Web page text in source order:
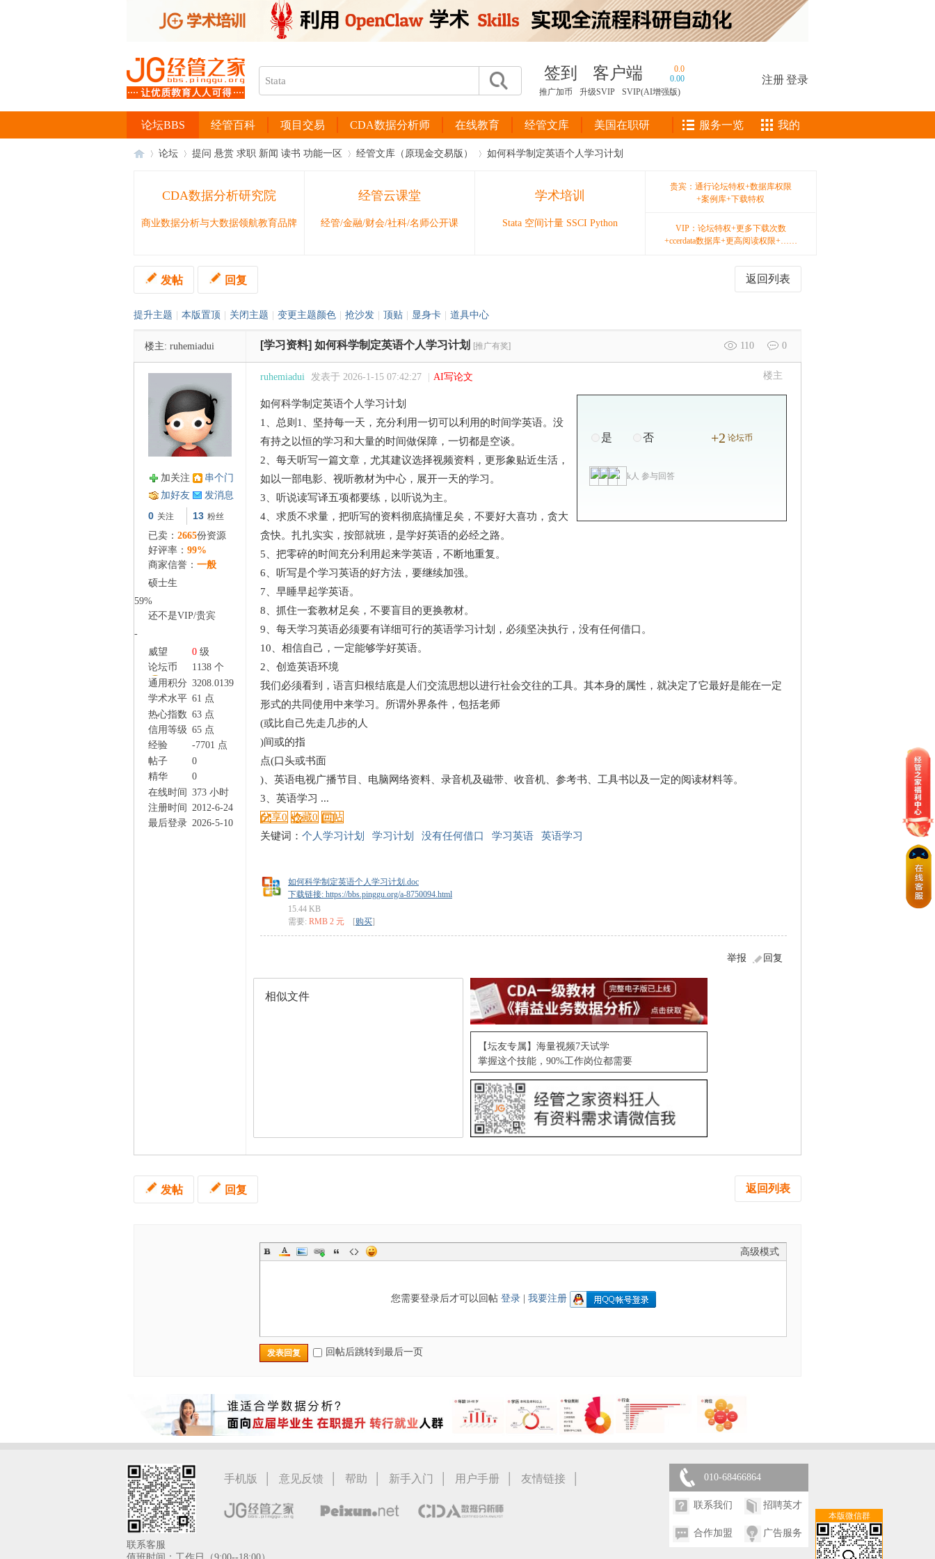
签到 客户端
0.0
0.00
推广加币
升级SVIP SVIP(AI增强版)
注册登录
经管百科 项目交易 CDA数据分析师 在线教育 经管文库 美国在职研
论坛BBS 服务一览 我的
论坛 提问 悬赏 求职 新闻 读书 功能一区 经管文库（原现金交易版） 如何科学制定英语个人学习计划
CDA数据分析研究院
商业数据分析与大数据领航教育品牌
经管云课堂
经管/金融/财会/社科/名师公开课
学术培训
Stata 空间计量 SSCI Python
贵宾：通行论坛特权+数据库权限
+案例库+下载特权
VIP：论坛特权+更多下载次数
+ccerdata数据库+更高阅读权限+……
返回列表
发帖 回复
提升主题 本版置顶 关闭主题 变更主题颜色 抢沙发 顶贴 显身卡 道具中心
楼主: ruhemiadui 110 0
[学习资料] 如何科学制定英语个人学习计划 [推广有奖]
加关注
串个门
加好友
发消息
0 关注 13 粉丝
已卖： 2665份资源
好评率： 99%
商家信誉： 一般
硕士生
59%
还不是VIP/贵宾
-
威望
0 级
论坛币
1138 个
通用积分 3208.0139
学术水平 61 点
热心指数 63 点
信用等级 65 点
经验
-7701 点
帖子
0
精华
0
在线时间 373 小时
注册时间
2012-6-24
最后登录 2026-5-10
楼主
ruhemiadui 发表于 2026-1-15 07:42:27 AI写论文
是 否 +2 论坛币
k人 参与回答
如何科学制定英语个人学习计划
1、总则1、坚持每一天，充分利用一切可以利用的时间学英语。没
有持之以恒的学习和大量的时间做保障，一切都是空谈。
2、每天听写一篇文章，尤其建议选择视频资料，更形象贴近生活，
如以一部电影、视听教材为中心，展开一天的学习。
3、听说读写译五项都要练，以听说为主。
4、求质不求量，把听写的资料彻底搞懂足矣，不要好大喜功，贪大
贪快。扎扎实实，按部就班，是学好英语的必经之路。
5、把零碎的时间充分利用起来学英语，不断地重复。
6、听写是个学习英语的好方法，要继续加强。
7、早睡早起学英语。
8、抓住一套教材足矣，不要盲目的更换教材。
9、每天学习英语必须要有详细可行的英语学习计划，必须坚决执行，没有任何借口。
10、相信自己，一定能够学好英语。
2、创造英语环境
我们必须看到，语言归根结底是人们交流思想以进行社会交往的工具。其本身的属性，就决定了它最好是能在一定
形式的共同使用中来学习。所谓外界条件，包括老师
(或比自己先走几步的人
)间或的指
点(口头或书面
)、英语电视广播节目、电脑网络资料、录音机及磁带、收音机、参考书、工具书以及一定的阅读材料等。
3、英语学习 ...
分享0 收藏0 回帖
关键词： 个人学习计划 学习计划 没有任何借口 学习英语 英语学习
如何科学制定英语个人学习计划.doc
下载链接: https://bbs.pinggu.org/a-8750094.html
15.44 KB
需要: RMB 2 元 [购买]
回复
举报
相似文件
【坛友专属】海量视频7天试学
掌握这个技能，90%工作岗位都需要
返回列表
发帖 回复
高级模式
您需要登录后才可以回帖 登录| 我要注册
发表回复 回帖后跳转到最后一页
本版微信群
手机版 | 意见反馈 | 帮助 | 新手入门 | 用户手册 | 友情链接 |
联系客服
010-68466864
联系我们 招聘英才
合作加盟 广告服务